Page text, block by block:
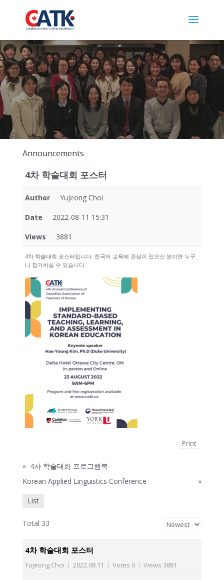
Announcements
4차 학술대회 포스터
Author Yujeong Choi
Date 2022-08-11 15:31
Views 3881
4차 학술대회 포스터입니다. 한국어 교육에 관심이 있으신 분이면 누구
나 참가하실 수 있습니다.
Print
« 4차 학술대회 프로그램북
Korean Applied Linguistics Conference
»
List
Total 33
4차 학술대회 포스터
Yujeong Choi | 2022.08.11 | Votes 0 | Views 3881